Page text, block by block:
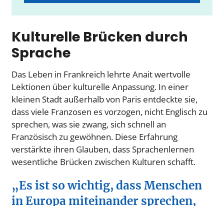
Kulturelle Brücken durch
Sprache
Das Leben in Frankreich lehrte Anait wertvolle
Lektionen über kulturelle Anpassung. In einer
kleinen Stadt außerhalb von Paris entdeckte sie,
dass viele Franzosen es vorzogen, nicht Englisch zu
sprechen, was sie zwang, sich schnell an
Französisch zu gewöhnen. Diese Erfahrung
verstärkte ihren Glauben, dass Sprachenlernen
wesentliche Brücken zwischen Kulturen schafft.
„Es ist so wichtig, dass Menschen
in Europa miteinander sprechen,